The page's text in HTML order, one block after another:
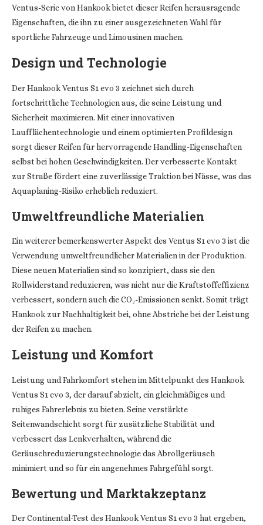
Ventus-Serie von Hankook bietet dieser Reifen herausragende
Eigenschaften, die ihn zu einer ausgezeichneten Wahl für
sportliche Fahrzeuge und Limousinen machen.
Design und Technologie
Der Hankook Ventus S1 evo 3 zeichnet sich durch
fortschrittliche Technologien aus, die seine Leistung und
Sicherheit maximieren. Mit einer innovativen
Laufflächentechnologie und einem optimierten Profildesign
sorgt dieser Reifen für hervorragende Handling-Eigenschaften
selbst bei hohen Geschwindigkeiten. Der verbesserte Kontakt
zur Straße fördert eine zuverlässige Traktion bei Nässe, was das
Aquaplaning-Risiko erheblich reduziert.
Umweltfreundliche Materialien
Ein weiterer bemerkenswerter Aspekt des Ventus S1 evo 3 ist die
Verwendung umweltfreundlicher Materialien in der Produktion.
Diese neuen Materialien sind so konzipiert, dass sie den
Rollwiderstand reduzieren, was nicht nur die Kraftstoffeffizienz
verbessert, sondern auch die CO₂-Emissionen senkt. Somit trägt
Hankook zur Nachhaltigkeit bei, ohne Abstriche bei der Leistung
der Reifen zu machen.
Leistung und Komfort
Leistung und Fahrkomfort stehen im Mittelpunkt des Hankook
Ventus S1 evo 3, der darauf abzielt, ein gleichmäßiges und
ruhiges Fahrerlebnis zu bieten. Seine verstärkte
Seitenwandschicht sorgt für zusätzliche Stabilität und
verbessert das Lenkverhalten, während die
Geräuschreduzierungstechnologie das Abrollgeräusch
minimiert und so für ein angenehmes Fahrgefühl sorgt.
Bewertung und Marktakzeptanz
Der Continental-Test des Hankook Ventus S1 evo 3 hat ergeben,